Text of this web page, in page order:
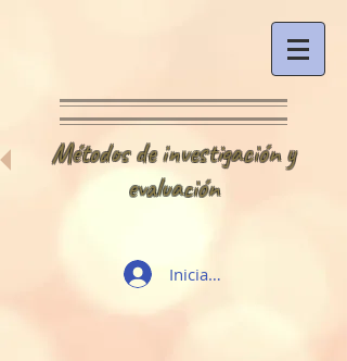
Métodos de investigación y
evaluación
Iniciar sesión